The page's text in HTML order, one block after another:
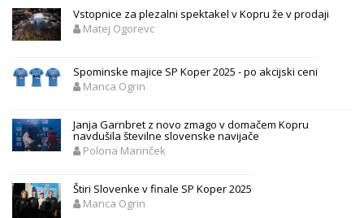
Vstopnice za plezalni spektakel v Kopru že v prodaji
Matej Ogorevc
Spominske majice SP Koper 2025 - po akcijski ceni
Manca Ogrin
Janja Garnbret z novo zmago v domačem Kopru
navdušila številne slovenske navijače
Polona Marinček
Štiri Slovenke v finale SP Koper 2025
Manca Ogrin